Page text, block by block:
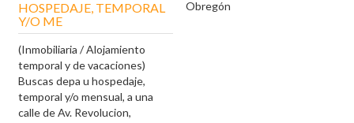
HOSPEDAJE, TEMPORAL
Y/O ME
(Inmobiliaria / Alojamiento
temporal y de vacaciones)
Buscas depa u hospedaje,
temporal y/o mensual, a una
calle de Av. Revolucion,
Obregón